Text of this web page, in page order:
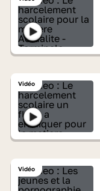
Vidéo
Vidéo